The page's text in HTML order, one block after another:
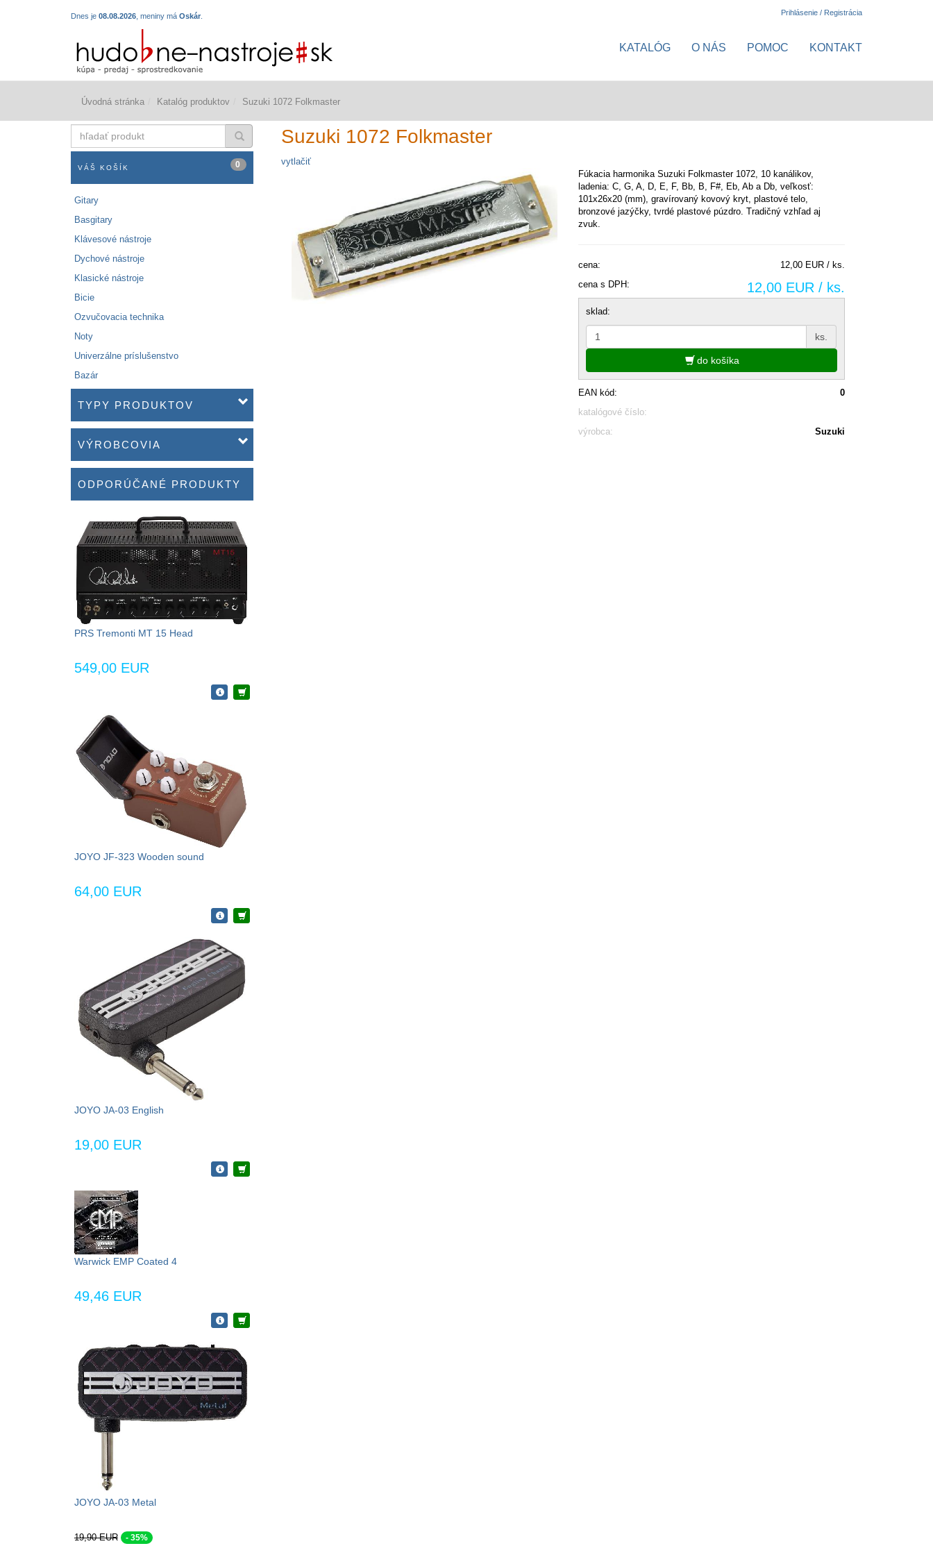
Dnes je 08.08.2026 , meniny má Oskár Prihlásenie / Registrácia
KATALÓG O NÁS POMOC KONTAKT
Úvodná stránka Katalóg produktov Suzuki 1072 Folkmaster
produkt
VÁŠ KOŠÍK 0
Gitary
Basgitary
Klávesové nástroje
Dychové nástroje
Klasické nástroje
Bicie
Ozvučovacia technika
Noty
Univerzálne príslušenstvo
Bazár
TYPY PRODUKTOV
VÝROBCOVIA
ODPORÚČANÉ PRODUKTY
PRS Tremonti MT 15 Head
549,00 EUR
JOYO JF-323 Wooden sound
64,00 EUR
JOYO JA-03 English
19,00 EUR
Warwick EMP Coated 4
49,46 EUR
JOYO JA-03 Metal
19,90 EUR - 35%
Suzuki 1072 Folkmaster
vytlačiť
Fúkacia harmonika Suzuki Folkmaster 1072, 10 kanálikov,
ladenia: C, G, A, D, E, F, Bb, B, F#, Eb, Ab a Db, veľkosť:
101x26x20 (mm), gravírovaný kovový kryt, plastové telo,
bronzové jazýčky, tvrdé plastové púzdro. Tradičný vzhľad aj
zvuk.
cena:
12,00 EUR / ks.
cena s DPH:
12,00 EUR / ks.
sklad:
ks.
do košíka
EAN kód:
0
katalógové číslo:
výrobca:
Suzuki